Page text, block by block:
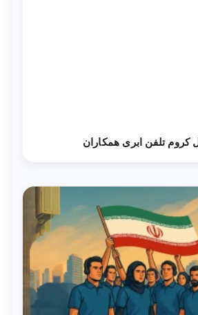
کروم تلفن ابری همکاران